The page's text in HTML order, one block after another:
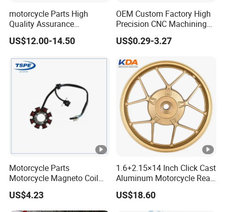
motorcycle Parts High
Quality Assurance
Hydraulic Clutch Brake
Handle Motorcycle Spare
Motorcycle Accessories
US$12.00-14.50
OEM Custom Factory High
Precision CNC Machining
Aluminum Parts Motorcycle
Accessories
US$0.29-3.27
Motorcycle Parts
Motorcycle Magneto Coil
for Titan 150
US$4.23
1.6+2.15×14 Inch Click Cast
Aluminum Motorcycle Rear
Wheel Rim for Drum Brake
US$18.60